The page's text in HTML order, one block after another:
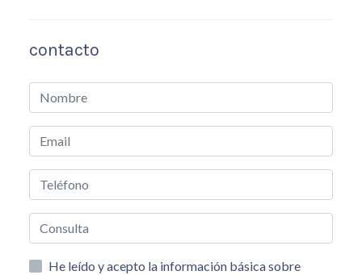
contacto
He leído y acepto la información básica sobre